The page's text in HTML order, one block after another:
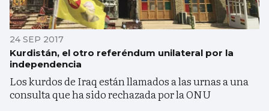
24 SEP 2017
Kurdistán, el otro referéndum unilateral por la
independencia
Los kurdos de Iraq están llamados a las urnas a una
consulta que ha sido rechazada por la ONU